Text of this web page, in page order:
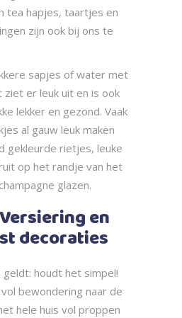
tea hapjes, taartjes en
zijn ook bij ons te
sapjes of water met
er leuk uit en is ook
lekker en gezond. Vaak
al gauw leuk maken
gekleurde rietjes, leuke
op het randje van het
glazen.
en
decoraties
houdt het simpel!
bewondering naar de
hele huis vol proppen